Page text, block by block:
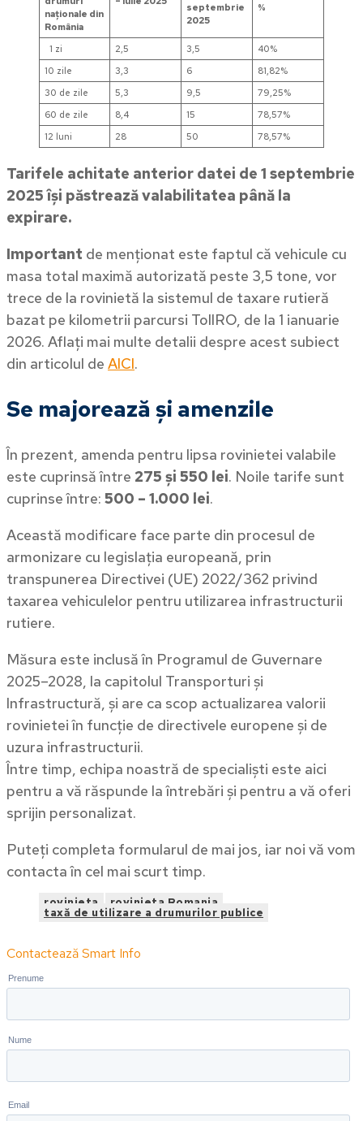
naționale din
România
septembrie
2025
%
1 zi 2,5 3,5
40%
10 zile
3,3 6
81,82%
30 de zile
5,3 9,5
79,25%
60 de zile
8,4 15
78,57%
12 luni
28 50 78,57%
Tarifele achitate anterior datei de 1 septembrie
2025 își păstrează valabilitatea până la
expirare.
Important de menționat este faptul că vehicule cu
masa total maximă autorizată peste 3,5 tone, vor
trece de la rovinietă la sistemul de taxare rutieră
bazat pe kilometrii parcursi TollRO, de la 1 ianuarie
2026. Aflați mai multe detalii despre acest subiect
din articolul de AICI.
Se majorează și amenzile
În prezent, amenda pentru lipsa rovinietei valabile
este cuprinsă între 275 și 550 lei. Noile tarife sunt
cuprinse între: 500 – 1.000 lei.
Această modificare face parte din procesul de
armonizare cu legislația europeană, prin
transpunerea Directivei (UE) 2022/362 privind
taxarea vehiculelor pentru utilizarea infrastructurii
rutiere.
Măsura este inclusă în Programul de Guvernare
2025–2028, la capitolul Transporturi și
Infrastructură, și are ca scop actualizarea valorii
rovinietei în funcție de directivele europene și de
uzura infrastructurii.
Între timp, echipa noastră de specialiști este aici
pentru a vă răspunde la întrebări și pentru a vă oferi
sprijin personalizat.
Puteți completa formularul de mai jos, iar noi vă vom
contacta în cel mai scurt timp.
rovinieta rovinieta Romania
taxă de utilizare a drumurilor publice
Contactează Smart Info